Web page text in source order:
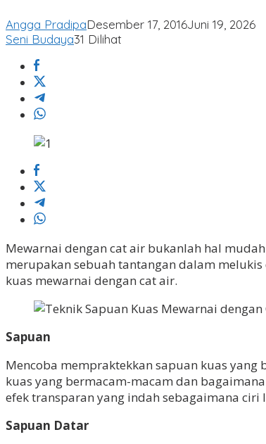
Air
Angga PradipaDesember 17, 2016Juni 19, 2026
Seni Budaya31 Dilihat
Mewarnai dengan cat air bukanlah hal
merupakan sebuah tantangan dalam
kuas mewarnai dengan cat air.
Sapuan
Mencoba mempraktekkan sapuan kuas
kuas yang bermacam-macam dan
efek transparan yang indah sebagaimana ciri
Sapuan Datar